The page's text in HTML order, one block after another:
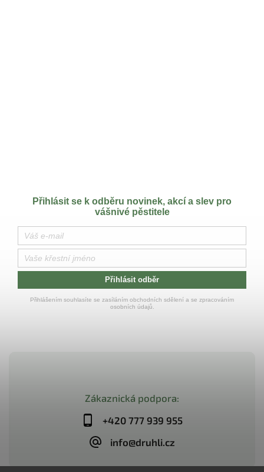
Zákaznická podpora:
+420 777 939 955
info@druhli.cz
Přihlásit se k odběru novinek, akcí a slev pro
vášnivé pěstitele
Přihlásit odběr
Přihlášením souhlasíte se zasíláním obchodních sdělení a se zpracováním
osobních údajů.